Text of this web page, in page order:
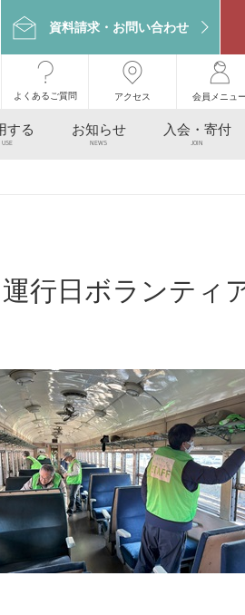
資料請求・お問い合わせ
よくあるご質問 アクセス 会員メニュー
する
USE
お知らせ
NEWS
入会・寄付
JOIN
行日ボランティ